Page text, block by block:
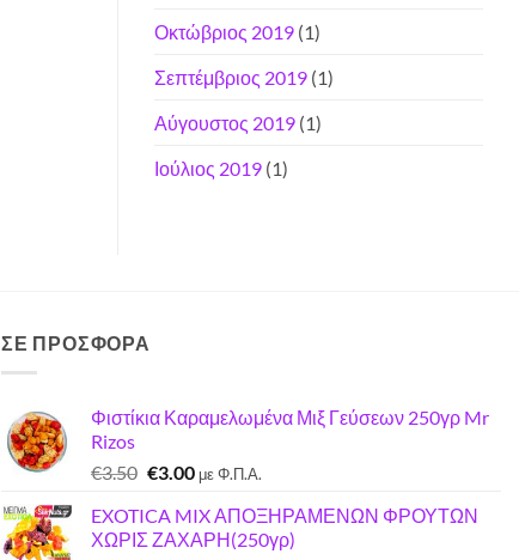
Οκτώβριος 2019 (1)
Σεπτέμβριος 2019 (1)
Αύγουστος 2019 (1)
Ιούλιος 2019 (1)
ΣΕ ΠΡΟΣΦΟΡΑ
Φιστίκια Καραμελωμένα Μιξ Γεύσεων 250γρ Mr
Rizos
€3.50 Original
was:
€3.50.
€3.00Η
τιμή
είναι:
με Φ.Π.Α.
EXOTICA MIX ΑΠΟΞΗΡΑΜΕΝΩΝ ΦΡΟΥΤΩΝ
ΧΩΡΙΣ ΖΑΧΑΡΗ(250γρ)